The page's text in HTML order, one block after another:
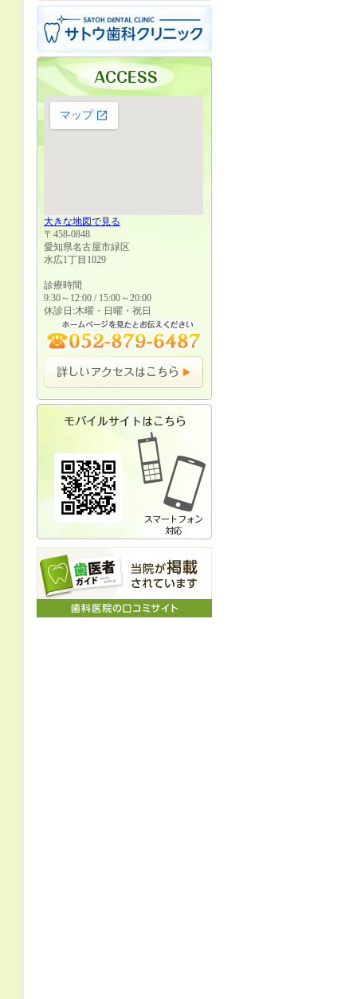
大きな地図で見る
〒458-0848
愛知県名古屋市緑区
水広1丁目1029
診療時間
9:30～12:00 / 15:00～20:00
休診日:木曜・日曜・祝日